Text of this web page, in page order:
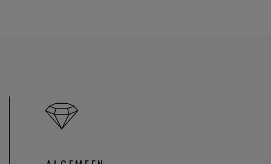
extra kaarten in de buitenzijde. Daarnaast is er ruimte voor
meer dan 8 munten en kleine voorwerpen.